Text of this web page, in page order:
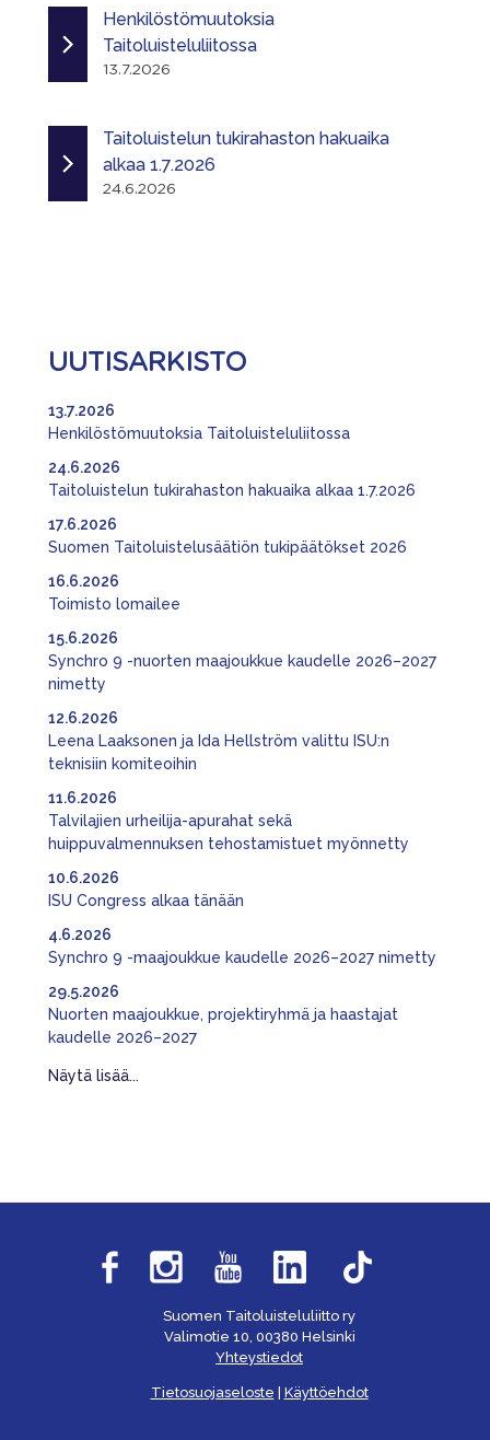
Henkilöstömuutoksia
Taitoluisteluliitossa
13.7.2026
Taitoluistelun tukirahaston hakuaika
alkaa 1.7.2026
24.6.2026
UUTISARKISTO
Henkilöstömuutoksia Taitoluisteluliitossa
13.7.2026
Taitoluistelun tukirahaston hakuaika alkaa 1.7.2026
24.6.2026
Suomen Taitoluistelusäätiön tukipäätökset 2026
17.6.2026
Toimisto lomailee
16.6.2026
Synchro 9 -nuorten maajoukkue kaudelle 2026–2027
nimetty
15.6.2026
Leena Laaksonen ja Ida Hellström valittu ISU:n
teknisiin komiteoihin
12.6.2026
Talvilajien urheilija-apurahat sekä
huippuvalmennuksen tehostamistuet myönnetty
11.6.2026
ISU Congress alkaa tänään
10.6.2026
Synchro 9 -maajoukkue kaudelle 2026–2027 nimetty
4.6.2026
Nuorten maajoukkue, projektiryhmä ja haastajat
kaudelle 2026–2027
29.5.2026
Näytä lisää...
Suomen Taitoluisteluliitto ry
Valimotie 10, 00380 Helsinki
Yhteystiedot
Tietosuojaseloste Käyttöehdot